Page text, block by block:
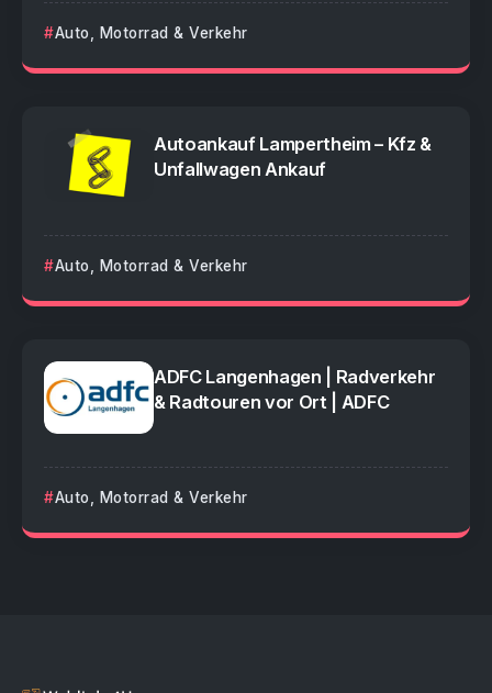
Auto, Motorrad & Verkehr
Autoankauf Lampertheim – Kfz &
Unfallwagen Ankauf
Auto, Motorrad & Verkehr
ADFC Langenhagen | Radverkehr
& Radtouren vor Ort | ADFC
Auto, Motorrad & Verkehr